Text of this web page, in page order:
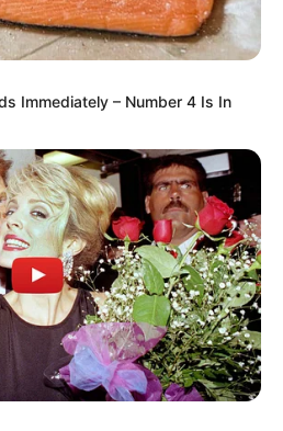
Immediately – Number 4 Is In